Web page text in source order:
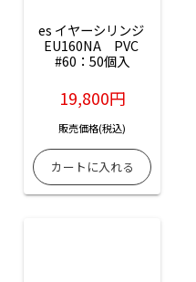
es イヤーシリンジ
EU160NA　PVC
#60：50個入
19,800円
販売価格(税込)